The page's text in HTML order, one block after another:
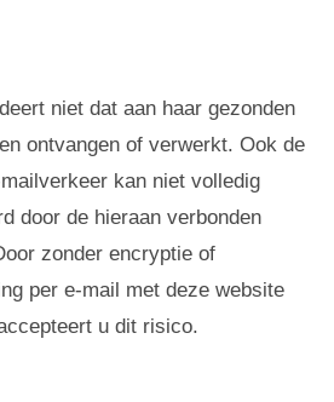
niet dat aan haar gezonden
ontvangen of verwerkt. Ook de
kan niet volledig
door de hieraan verbonden
zonder encryptie of
per e-mail met deze website
u dit risico.